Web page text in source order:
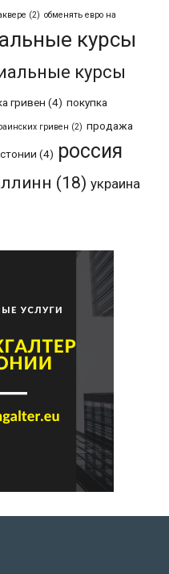
(2) обменять евро на
курсы
курсы
гривен (4) покупка
гривен (2) продажа
(4) россия
(18) украина